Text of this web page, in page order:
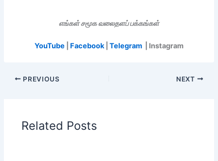
எங்கள் சமூக வலைதளப் பக்கங்கள்
YouTube Facebook| Telegram | Instagram
PREVIOUS NEXT
Related Posts